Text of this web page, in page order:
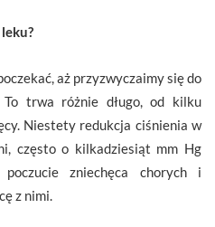
aż przyzwyczaimy się do
To trwa różnie długo, od kilku
Niestety redukcja ciśnienia w
często o kilkadziesiąt mm Hg
zniechęca chorych i
z nimi.